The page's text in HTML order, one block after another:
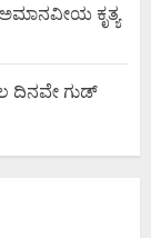
ಕೃತ್ಯ
ದಿನವೇ ಗುಡ್